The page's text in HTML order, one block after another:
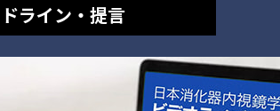
ライン・提言